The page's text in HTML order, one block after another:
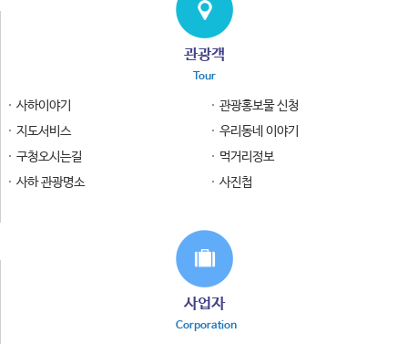
관광객
Tour
사하이야기
관광홍보물 신청
지도서비스
우리동네 이야기
구청오시는길
먹거리정보
사하 관광명소
사진첩
사업자
Corporation